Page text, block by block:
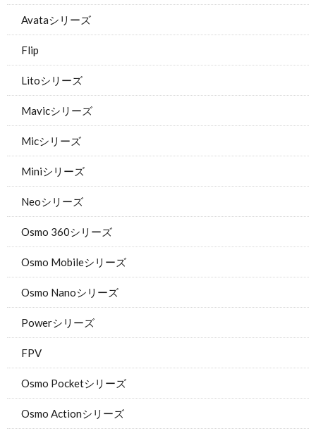
Avataシリーズ
Flip
Litoシリーズ
Mavicシリーズ
Micシリーズ
Miniシリーズ
Neoシリーズ
Osmo 360シリーズ
Osmo Mobileシリーズ
Osmo Nanoシリーズ
Powerシリーズ
FPV
Osmo Pocketシリーズ
Osmo Actionシリーズ